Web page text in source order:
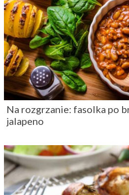
Na rozgrzanie: fasolka po
jalapeno